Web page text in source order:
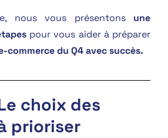
nous vous présentons une
pour vous aider à préparer
commerce du Q4 avec succès.
choix des
prioriser